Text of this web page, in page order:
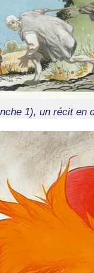
1), un récit en